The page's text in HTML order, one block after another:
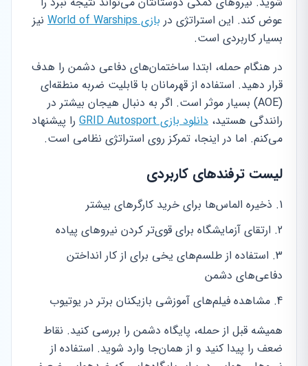
عوض کند. این استراتژی در بازی World of Warships
نیز
بسیار کاربردی است.
در هنگام حمله، ابتدا ساختمان‌های دفاعی دشمن را هدف
قرار دهید. استفاده از قهرمانان با قابلیت ضربه منطقه‌ای
(AOE) بسیار موثر است. اگر به دنبال هیجان بیشتر در
رانندگی هستید، دانلود بازی GRID Autosport
را پیشنهاد
می‌کنم. اما در اینجا، تمرکز روی استراتژی نظامی است.
لیست ترفندهای کاربردی
ذخیره الماس‌ها برای خرید کارگرهای بیشتر
ارتقای آزمایشگاه برای قوی‌تر کردن نیروهای پیاده
استفاده از طلسم‌های یخی برای از کار انداختن
دفاعی‌های دشمن
مشاهده فیلم‌های آموزشی بازیکنان برتر در یوتیوب
همیشه قبل از حمله، پایگاه دشمن را بررسی کنید. نقاط
ضعف را پیدا کنید و از همان‌جا وارد شوید. استفاده از